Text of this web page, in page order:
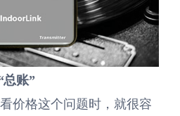
总账”
价格这个问题时，就很容